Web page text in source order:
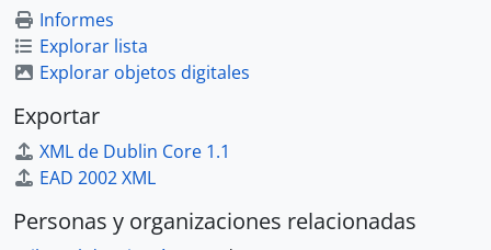
Informes
Explorar lista
Explorar objetos digitales
Exportar
XML de Dublin Core 1.1
EAD 2002 XML
Personas y organizaciones relacionadas